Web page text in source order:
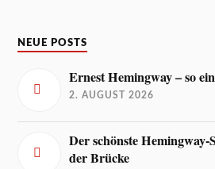
NEUE POSTS
Ernest Hemingway – so
2. AUGUST 2026
Der schönste
der Brücke